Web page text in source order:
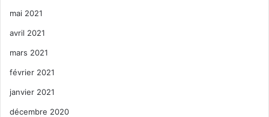
mai 2021
avril 2021
mars 2021
février 2021
janvier 2021
décembre 2020